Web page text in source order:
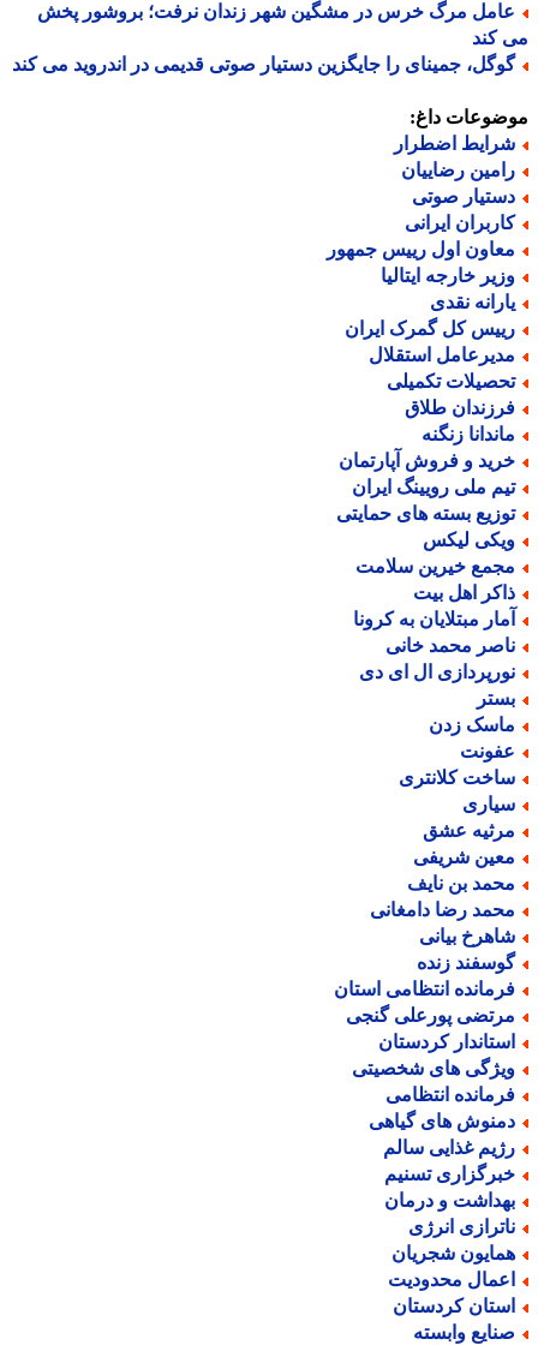
مرگ خرس در مشگین شهر زندان نرفت؛ بروشور پخش
کند
جمینای را جایگزین دستیار صوتی قدیمی در اندروید می کند
داغ:
اضطرار
رضاییان
صوتی
ایرانی
اول رییس جمهور
خارجه ایتالیا
نقدی
کل گمرک ایران
استقلال
تکمیلی
طلاق
زنگنه
و فروش آپارتمان
ملی رویینگ ایران
بسته های حمایتی
لیکس
خیرین سلامت
اهل بیت
مبتلایان به کرونا
محمد خانی
ال ای دی
زدن
کلانتری
عشق
شریفی
بن نایف
رضا دامغانی
بیانی
زنده
انتظامی استان
پورعلی گنجی
کردستان
های شخصیتی
انتظامی
های گیاهی
غذایی سالم
تسنیم
و درمان
انرژی
شجریان
محدودیت
کردستان
وابسته